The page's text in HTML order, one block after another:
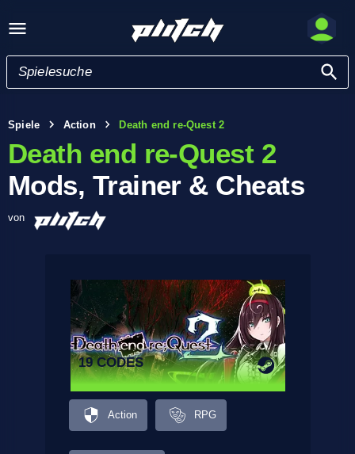
Spiele Action Death end re-Quest 2
Death end re-Quest 2
Mods, Trainer & Cheats
von
19 CODES
Action RPG